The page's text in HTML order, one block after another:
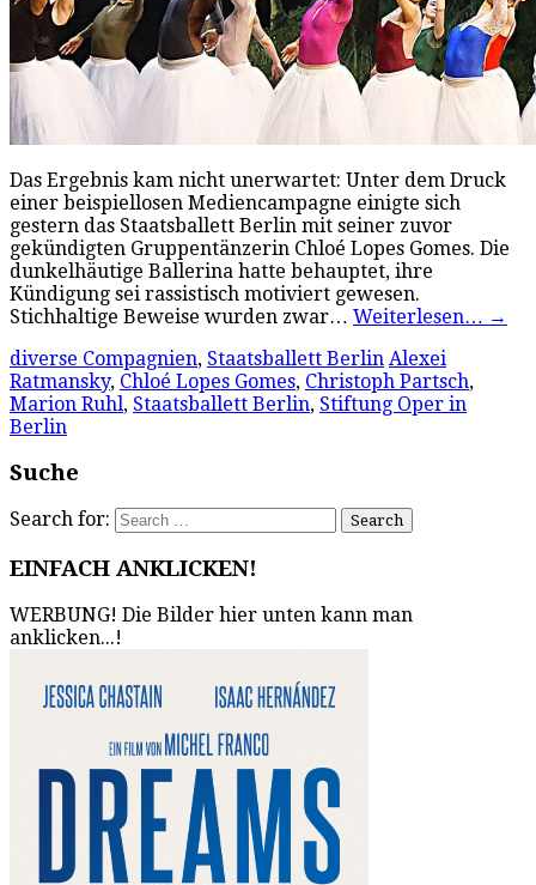
Das Ergebnis kam nicht unerwartet: Unter dem Druck
einer beispiellosen Mediencampagne einigte sich
gestern das Staatsballett Berlin mit seiner zuvor
gekündigten Gruppentänzerin Chloé Lopes Gomes. Die
dunkelhäutige Ballerina hatte behauptet, ihre
Kündigung sei rassistisch motiviert gewesen.
Stichhaltige Beweise wurden zwar… Weiterlesen… →
diverse Compagnien, Staatsballett Berlin Alexei
Ratmansky, Chloé Lopes Gomes, Christoph Partsch,
Marion Ruhl, Staatsballett Berlin, Stiftung Oper in
Berlin
Suche
Search for:
EINFACH ANKLICKEN!
WERBUNG! Die Bilder hier unten kann man
anklicken...!